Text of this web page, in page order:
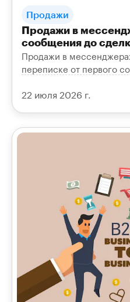
Продажи
Продажи в
сообщения до
Продажи в
переписке от первого
метрики.
22 июля 2026 г.